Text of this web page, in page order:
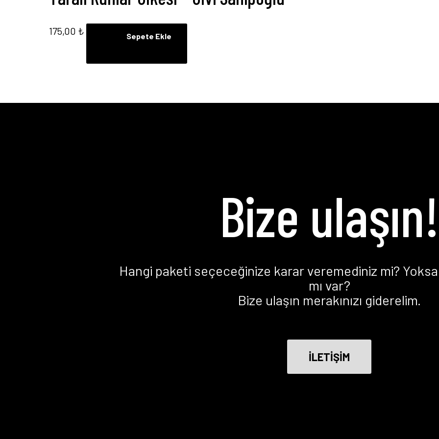
175,00 ₺ Sepete Ekle
Bize ulaşın!
Hangi paketi seçeceğinize karar veremediniz mi? Yoksa
mı var?
Bize ulaşın merakınızı giderelim.
İLETİŞİM